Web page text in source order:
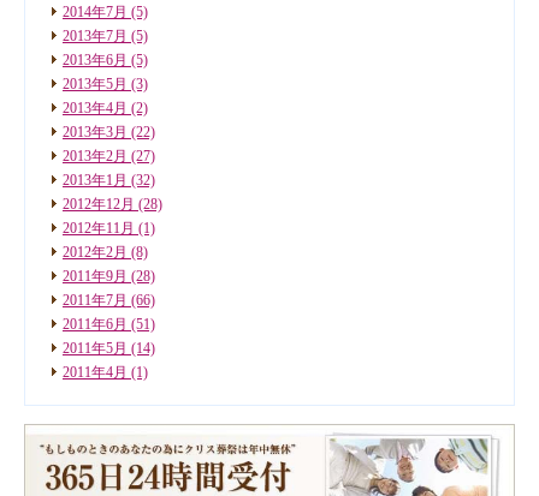
2014年7月 (5)
2013年7月 (5)
2013年6月 (5)
2013年5月 (3)
2013年4月 (2)
2013年3月 (22)
2013年2月 (27)
2013年1月 (32)
2012年12月 (28)
2012年11月 (1)
2012年2月 (8)
2011年9月 (28)
2011年7月 (66)
2011年6月 (51)
2011年5月 (14)
2011年4月 (1)